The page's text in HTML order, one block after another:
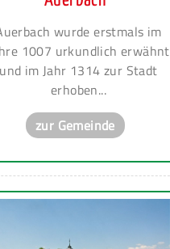
wurde erstmals im
1007 urkundlich erwähnt
und im Jahr 1314 zur Stadt
erhoben...
zur Gemeinde